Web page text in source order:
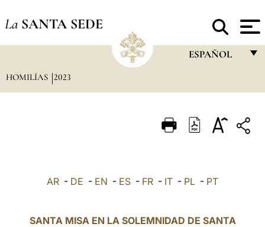
La SANTA SEDE
ESPAÑOL
ITALIANO
POLSKI
HOMILÍAS 2023
AR - DE - EN - ES - FR - IT - PL - PT
SANTA MISA EN LA SOLEMNIDAD DE SANTA